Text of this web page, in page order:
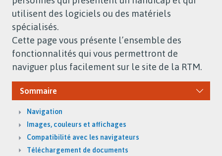
utilisent des logiciels ou des matériels
spécialisés.
Cette page vous présente l’ensemble des
fonctionnalités qui vous permettront de
naviguer plus facilement sur le site de la RTM.
Sommaire
Navigation
Images, couleurs et affichages
Compatibilité avec les navigateurs
Téléchargement de documents